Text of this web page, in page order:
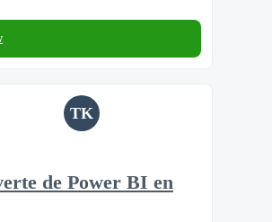
TK
de Power BI en